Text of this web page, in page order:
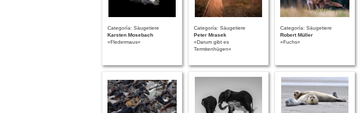
Categoría: Säugetiere
Karsten Mosebach
»Fledermaus«
Categoría: Säugetiere
Peter Mrasek
»Darum gibt es
Termitenhügen«
Categoría: Säugetiere
Robert Müller
»Fuchs«